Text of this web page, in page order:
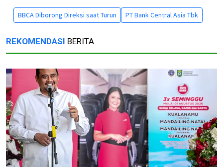
BBCA Diborong Direksi saat Turun PT Bank Central Asia Tbk
REKOMENDASI BERITA